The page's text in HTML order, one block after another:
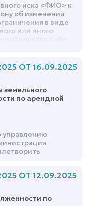
иска <ФИО> к
об изменении
в виде
или иного
ночное время
ОТ 16.09.2025
земельного
по арендной
управлению
ОТ 12.09.2025
по